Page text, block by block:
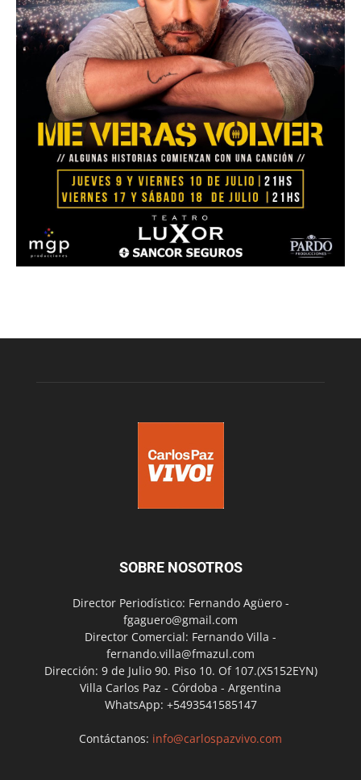
SOBRE NOSOTROS
Director Periodístico: Fernando Agüero -
fgaguero@gmail.com
Director Comercial: Fernando Villa -
fernando.villa@fmazul.com
Dirección: 9 de Julio 90. Piso 10. Of 107.(X5152EYN)
Villa Carlos Paz - Córdoba - Argentina
WhatsApp: +5493541585147
Contáctanos: info@carlospazvivo.com